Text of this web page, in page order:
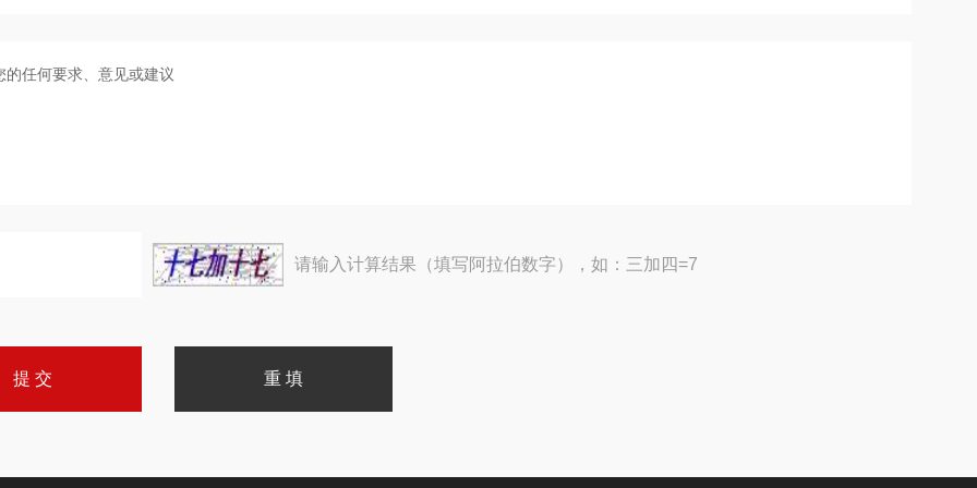
请输入计算结果（填写阿拉伯数字），如：三加四=7